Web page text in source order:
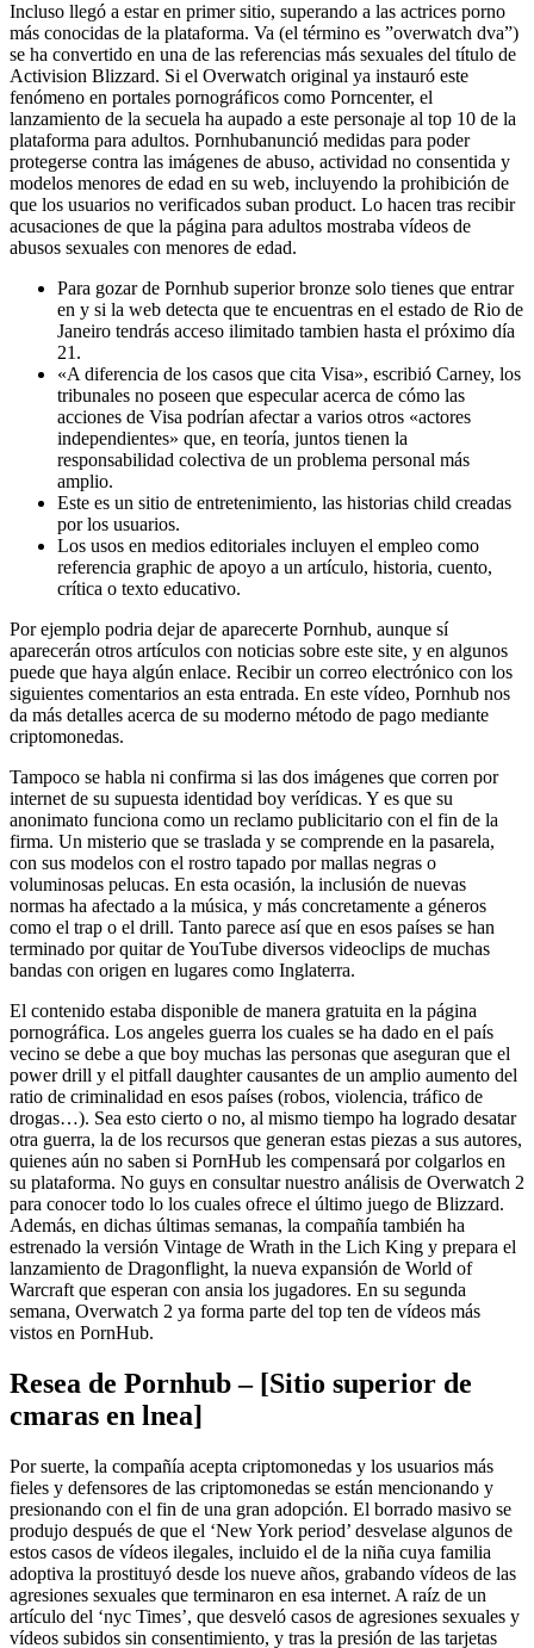
Incluso llegó a estar en primer sitio, superando a las actrices porno
más conocidas de la plataforma. Va (el término es ”overwatch dva”)
se ha convertido en una de las referencias más sexuales del título de
Activision Blizzard. Si el Overwatch original ya instauró este
fenómeno en portales pornográficos como Porncenter, el
lanzamiento de la secuela ha aupado a este personaje al top 10 de la
plataforma para adultos. Pornhubanunció medidas para poder
protegerse contra las imágenes de abuso, actividad no consentida y
modelos menores de edad en su web, incluyendo la prohibición de
que los usuarios no verificados suban product. Lo hacen tras recibir
acusaciones de que la página para adultos mostraba vídeos de
abusos sexuales con menores de edad.
Para gozar de Pornhub superior bronze solo tienes que entrar
en y si la web detecta que te encuentras en el estado de Rio de
Janeiro tendrás acceso ilimitado tambien hasta el próximo día
21.
«A diferencia de los casos que cita Visa», escribió Carney, los
tribunales no poseen que especular acerca de cómo las
acciones de Visa podrían afectar a varios otros «actores
independientes» que, en teoría, juntos tienen la
responsabilidad colectiva de un problema personal más
amplio.
Este es un sitio de entretenimiento, las historias child creadas
por los usuarios.
Los usos en medios editoriales incluyen el empleo como
referencia graphic de apoyo a un artículo, historia, cuento,
crítica o texto educativo.
Por ejemplo podria dejar de aparecerte Pornhub, aunque sí
aparecerán otros artículos con noticias sobre este site, y en algunos
puede que haya algún enlace. Recibir un correo electrónico con los
siguientes comentarios an esta entrada. En este vídeo, Pornhub nos
da más detalles acerca de su moderno método de pago mediante
criptomonedas.
Tampoco se habla ni confirma si las dos imágenes que corren por
internet de su supuesta identidad boy verídicas. Y es que su
anonimato funciona como un reclamo publicitario con el fin de la
firma. Un misterio que se traslada y se comprende en la pasarela,
con sus modelos con el rostro tapado por mallas negras o
voluminosas pelucas. En esta ocasión, la inclusión de nuevas
normas ha afectado a la música, y más concretamente a géneros
como el trap o el drill. Tanto parece así que en esos países se han
terminado por quitar de YouTube diversos videoclips de muchas
bandas con origen en lugares como Inglaterra.
El contenido estaba disponible de manera gratuita en la página
pornográfica. Los angeles guerra los cuales se ha dado en el país
vecino se debe a que boy muchas las personas que aseguran que el
power drill y el pitfall daughter causantes de un amplio aumento del
ratio de criminalidad en esos países (robos, violencia, tráfico de
drogas…). Sea esto cierto o no, al mismo tiempo ha logrado desatar
otra guerra, la de los recursos que generan estas piezas a sus autores,
quienes aún no saben si PornHub les compensará por colgarlos en
su plataforma. No guys en consultar nuestro análisis de Overwatch 2
para conocer todo lo los cuales ofrece el último juego de Blizzard.
Además, en dichas últimas semanas, la compañía también ha
estrenado la versión Vintage de Wrath in the Lich King y prepara el
lanzamiento de Dragonflight, la nueva expansión de World of
Warcraft que esperan con ansia los jugadores. En su segunda
semana, Overwatch 2 ya forma parte del top ten de vídeos más
vistos en PornHub.
Resea de Pornhub – [Sitio superior de
cmaras en lnea]
Por suerte, la compañía acepta criptomonedas y los usuarios más
fieles y defensores de las criptomonedas se están mencionando y
presionando con el fin de una gran adopción. El borrado masivo se
produjo después de que el ‘New York period’ desvelase algunos de
estos casos de vídeos ilegales, incluido el de la niña cuya familia
adoptiva la prostituyó desde los nueve años, grabando vídeos de las
agresiones sexuales que terminaron en esa internet. A raíz de un
artículo del ‘nyc Times’, que desveló casos de agresiones sexuales y
vídeos subidos sin consentimiento, y tras la presión de las tarjetas